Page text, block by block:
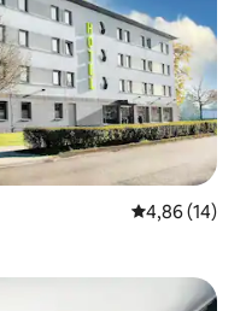
4,86 de uma
4,86 (14)